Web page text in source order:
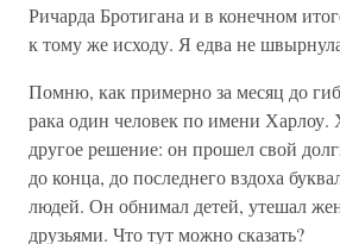
Ричарда Бротигана и в конечном
к тому же исходу. Я едва не
Помню, как примерно за месяц до
рака один человек по имени Харлоу.
другое решение: он прошел свой
до конца, до последнего вздоха
людей. Он обнимал детей, утешал
друзьями. Что тут можно сказать?